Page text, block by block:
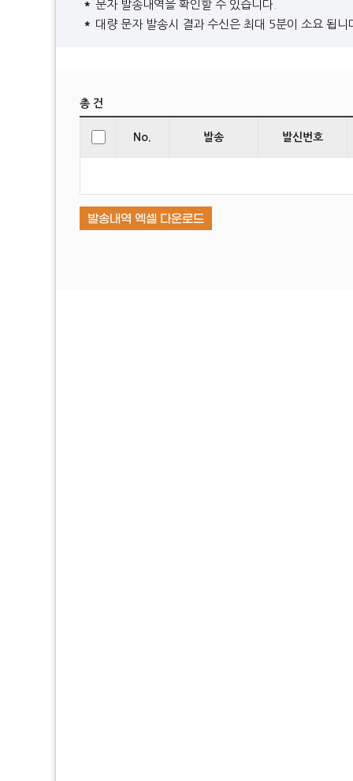
문자 발송내역을 확인할 수 있습니다.
대량 문자 발송시 결과 수신은 최대 5분이 소요 됩니
총 건
No. 발송 발신번호
발송내역 엑셀 다운로드